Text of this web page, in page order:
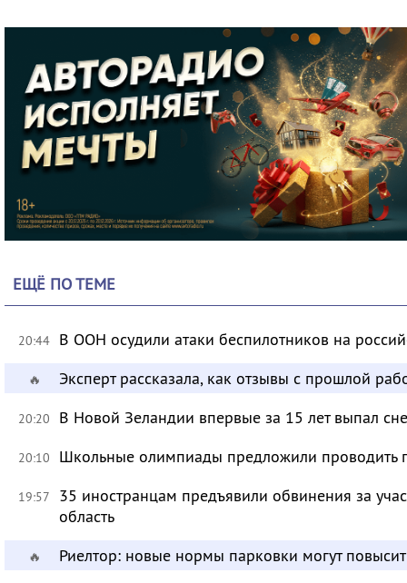
ЕЩЁ ПО ТЕМЕ
20:44 В ООН осудили атаки беспилотников на
🔥 Эксперт рассказала, как отзывы с прошлой
20:20 В Новой Зеландии впервые за 15 лет выпал
20:10 Школьные олимпиады предложили проводить
19:57
35 иностранцам предъявили обвинения за
область
🔥 Риелтор: новые нормы парковки могут